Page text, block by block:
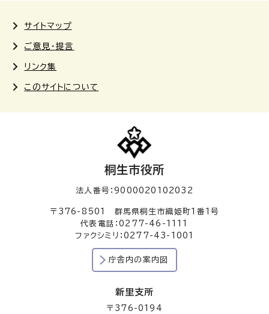
サイトマップ
ご意見・提言
リンク集
このサイトについて
桐生市役所
法人番号：9000020102032
〒376-8501 群馬県桐生市織姫町1番1号
代表電話：0277-46-1111
ファクシミリ：0277-43-1001
庁舎内の案内図
新里支所
〒376-0194